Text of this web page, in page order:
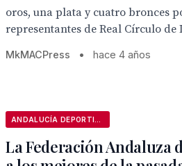
oros, una plata y cuatro bronces
representantes de Real Círculo de
MkMACPress • hace 4 años
La Federación Andaluza